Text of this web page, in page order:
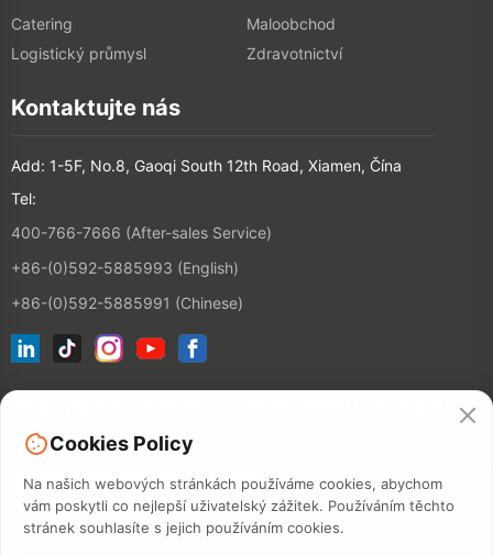
Catering
Maloobchod
Logistický průmysl
Zdravotnictví
Kontaktujte nás
Add: 1-5F, No.8, Gaoqi South 12th Road, Xiamen, Čína
Tel:
400-766-7666 (After-sales Service)
+86-(0)592-5885993 (English)
+86-(0)592-5885991 (Chinese)
Cookies Policy
Na našich webových stránkách používáme cookies, abychom
vám poskytli co nejlepší uživatelský zážitek. Používáním těchto
stránek souhlasíte s jejich používáním cookies.